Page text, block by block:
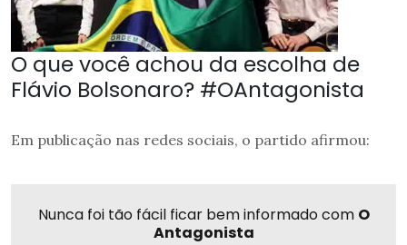
O que você achou da escolha de
Flávio Bolsonaro? #OAntagonista
Em publicação nas redes sociais, o partido afirmou:
Nunca foi tão fácil ficar bem informado com O
Antagonista